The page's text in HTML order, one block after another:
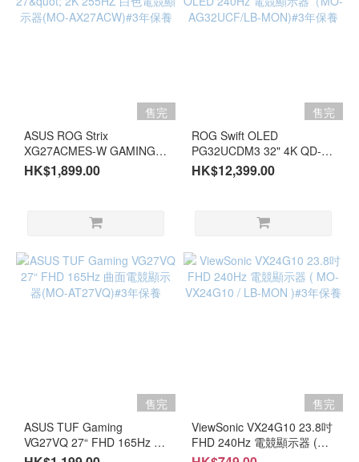
售完
ASUS ROG Strix
XG27ACMES-W GAMING
27" 2K 255HZ 白色電競顯示
器(MO-AX27ACW)#3年保養
HK$1,899.00
售完
ROG Swift OLED
PG32UCDM3 32" 4K QD-
OLED 240Hz 電競顯示器
（MO-AG32UCF/LB-
HK$12,399.00
售完
ASUS TUF Gaming
VG27VQ 27“ FHD 165Hz 曲
面電競顯示器(MO-
售完
ViewSonic VX24G10 23.8吋
FHD 240Hz 電競顯示器 (
MO-VX24G10 / LB-MON